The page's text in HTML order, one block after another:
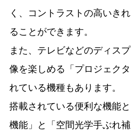
く、コントラストの高いき
ることができます。
また、テレビなどのディス
像を楽しめる「プロジェク
れている機種もあります。
搭載されている便利な機能
機能」と「空間光学手ぶれ補